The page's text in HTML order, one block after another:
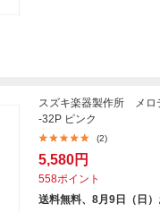
スズキ楽器製作所 メロ
-32P ピンク
(2)
5,580円
558ポイント
送料無料、8月9日（日）